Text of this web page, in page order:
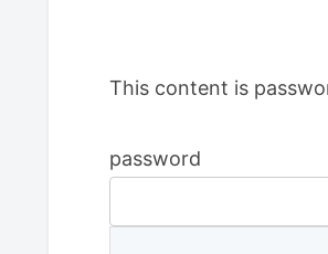
This content is
password